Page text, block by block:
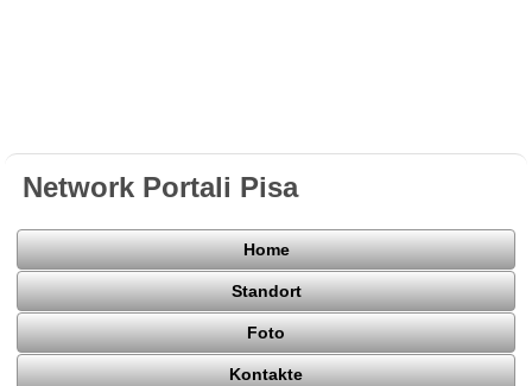
Network Portali Pisa
Home
Standort
Foto
Kontakte